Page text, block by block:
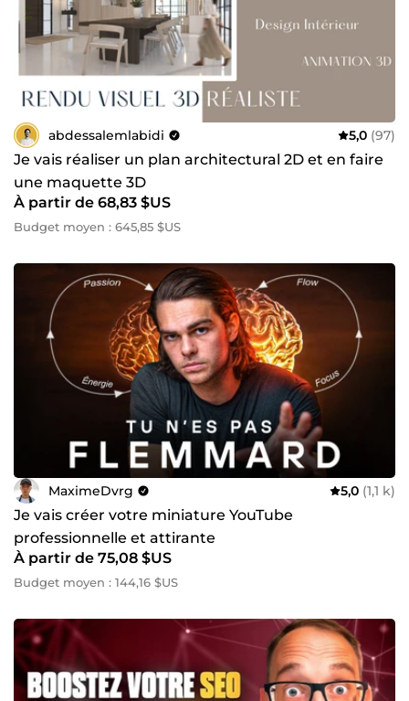
abdessalemlabidi 5,0 (97)
Je vais réaliser un plan architectural 2D et en faire
une maquette 3D
À partir de 68,83 $US
Budget moyen : 645,85 $US
MaximeDvrg 5,0 (1,1 k)
Je vais créer votre miniature YouTube
professionnelle et attirante
À partir de 75,08 $US
Budget moyen : 144,16 $US